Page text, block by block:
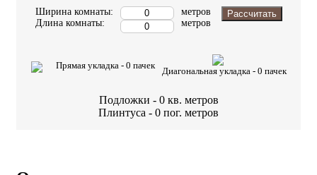
Ширина комнаты:
Длина комнаты:
метров
метров
Рассчитать
Прямая укладка - 0 пачек
Диагональная укладка - 0 пачек
Подложки - 0 кв. метров
Плинтуса - 0 пог. метров